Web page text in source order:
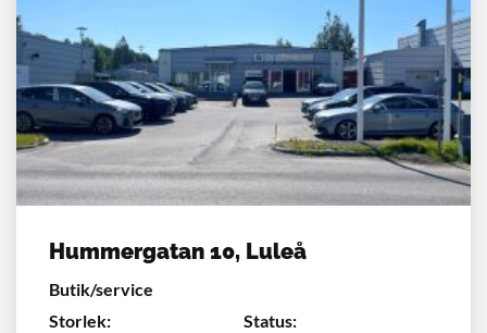
Hummergatan 10, Luleå
Butik/service
Storlek:
Status: